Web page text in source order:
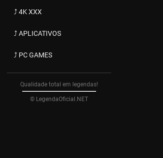
⤴ 4K XXX
⤴ APLICATIVOS
⤴ PC GAMES
Qualidade total em legendas!
© LegendaOficial.NET